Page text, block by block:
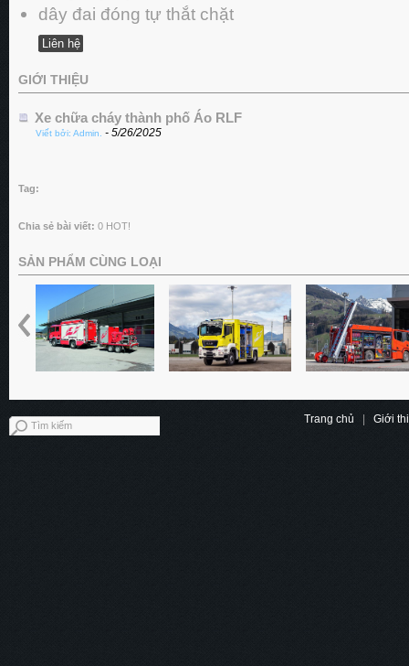
dây đai đóng tự thắt chặt
Liên hệ
GIỚI THIỆU
Xe chữa cháy thành phố Áo RLF
Viết bởi: Admin. - 5/26/2025
Tag:
Chia sẻ bài viết: 0 HOT!
SẢN PHẨM CÙNG LOẠI
Trang chủ | Giới